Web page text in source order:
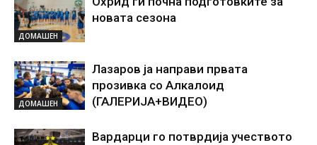
ДОМАШЕН
новата сезона
ДОМАШЕН
Лазаров ја направи првата
прозивка со Алкалоид
(ГАЛЕРИЈА+ВИДЕО)
Вардарци го потврдија учеството